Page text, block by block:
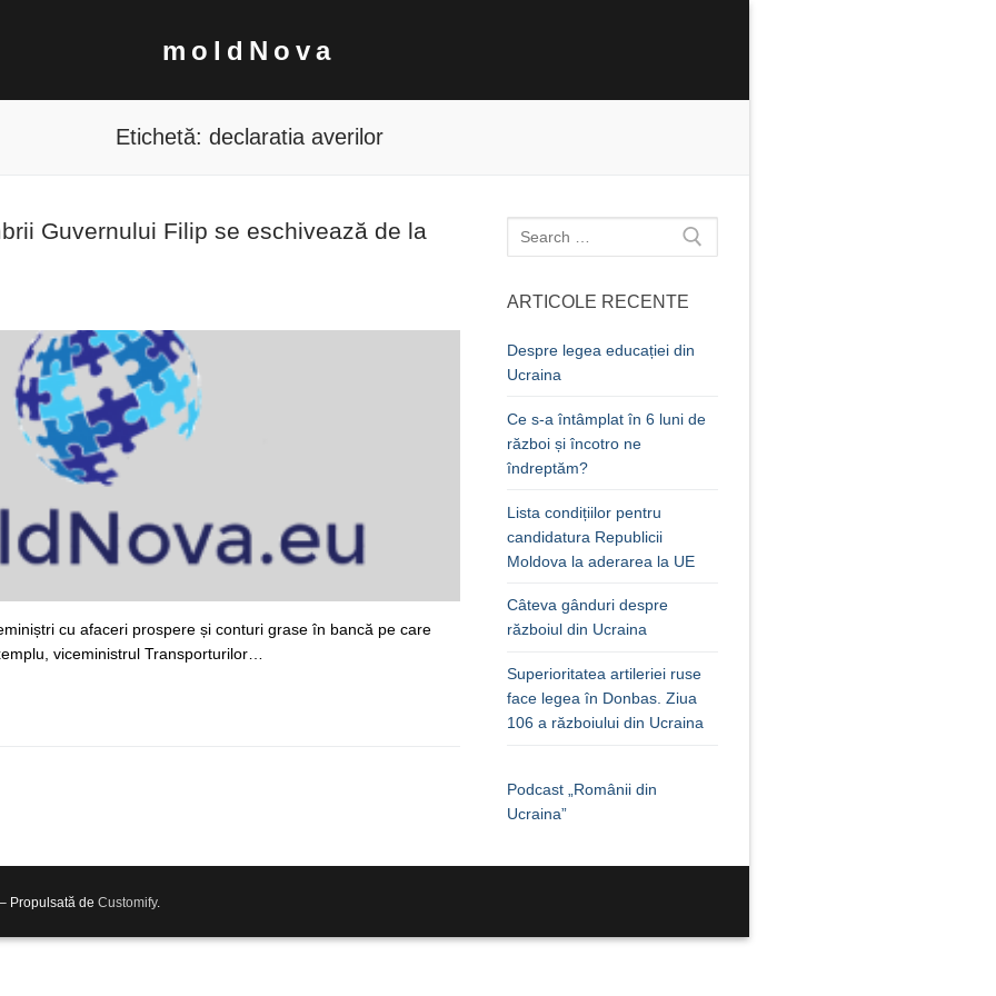
moldNova
Etichetă: declaratia averilor
Guvernului Filip se eschivează de la
cu afaceri prospere și conturi grase în bancă pe care
viceministrul Transporturilor…
Caută
după:
ARTICOLE RECENTE
Despre legea educației din
Ucraina
Ce s-a întâmplat în 6 luni de
război și încotro ne
îndreptăm?
Lista condițiilor pentru
candidatura Republicii
Moldova la aderarea la UE
Câteva gânduri despre
războiul din Ucraina
Superioritatea artileriei ruse
face legea în Donbas. Ziua
106 a războiului din Ucraina
Podcast „Românii din
Ucraina”
Propulsată de Customify.